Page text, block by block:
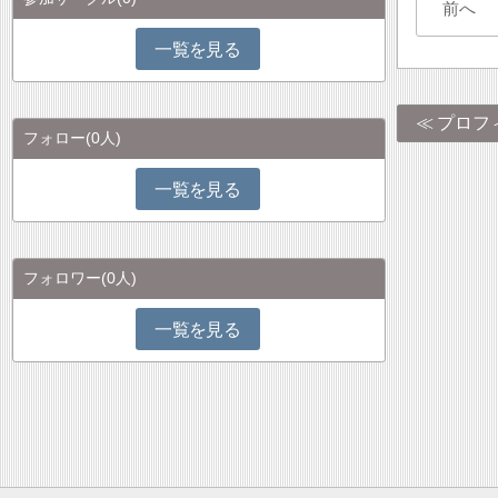
前へ
プロフ
一覧を見る
フォロー(0人)
一覧を見る
フォロワー(0人)
一覧を見る